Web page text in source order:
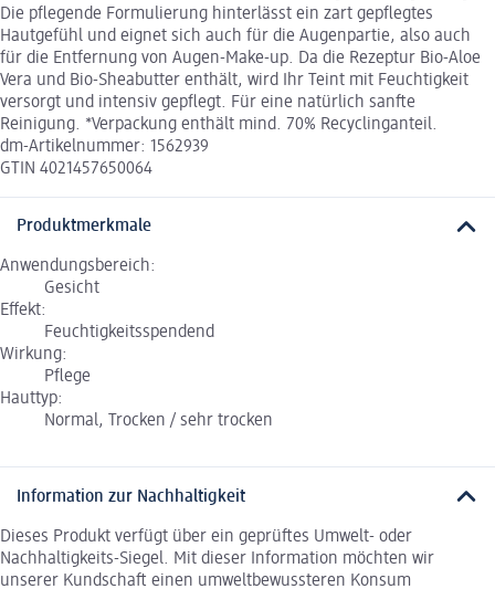
Die pflegende Formulierung hinterlässt ein zart gepflegtes
Hautgefühl und eignet sich auch für die Augenpartie, also auch
für die Entfernung von Augen-Make-up. Da die Rezeptur Bio-Aloe
Vera und Bio-Sheabutter enthält, wird Ihr Teint mit Feuchtigkeit
versorgt und intensiv gepflegt. Für eine natürlich sanfte
Reinigung. *Verpackung enthält mind. 70% Recyclinganteil.
dm-Artikelnummer: 1562939
GTIN 4021457650064
Produktmerkmale
Anwendungsbereich:
Gesicht
Effekt:
Feuchtigkeitsspendend
Wirkung:
Pflege
Hauttyp:
Normal, Trocken / sehr trocken
Information zur Nachhaltigkeit
Dieses Produkt verfügt über ein geprüftes Umwelt- oder
Nachhaltigkeits-Siegel. Mit dieser Information möchten wir
unserer Kundschaft einen umweltbewussteren Konsum